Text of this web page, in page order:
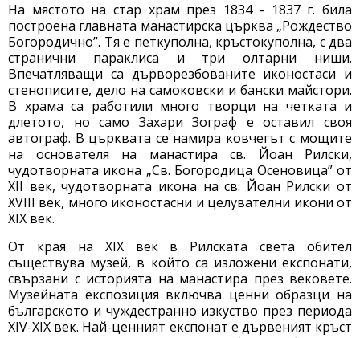
На мястото на стар храм през 1834 - 1837 г. била
построена главната манастирска църква „Рождество
Богородично”. Тя е петкуполна, кръстокуполна, с два
странични параклиса и три олтарни ниши.
Впечатляващи са дърворезбованите иконостаси и
стенописите, дело на самоковски и бански майстори.
В храма са работили много творци на четката и
длетото, но само Захари Зограф е оставил своя
автограф. В църквата се намира ковчегът с мощите
на основателя на манастира св. Йоан Рилски,
чудотворната икона „Св. Богородица Осеновица” от
XII век, чудотворната икона на св. Йоан Рилски от
XVIII век, много иконостасни и целувателни икони от
XIX век.
От края на XIX век в Рилската света обител
съществува музей, в който са изложени експонати,
свързани с историята на манастира през вековете.
Музейната експозиция включва ценни образци на
българското и чуждестранно изкуство през периода
ХIV-XIX век. Най-ценният експонат е дървеният кръст